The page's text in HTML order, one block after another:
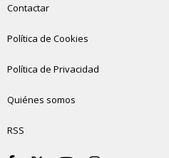
Contactar
Política de Cookies
Política de Privacidad
Quiénes somos
RSS